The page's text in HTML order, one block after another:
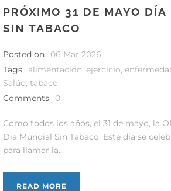
PRÓXIMO 31 DE MAYO
SIN TABACO
Posted on
06 Mar 2026
Tags
alimentación, ejercicio,
Salúd, tabaco
Comments
0
Como todos los años, el 31 de mayo, la
Día Mundial Sin Tabaco. Este día se
para llamar la...
READ MORE